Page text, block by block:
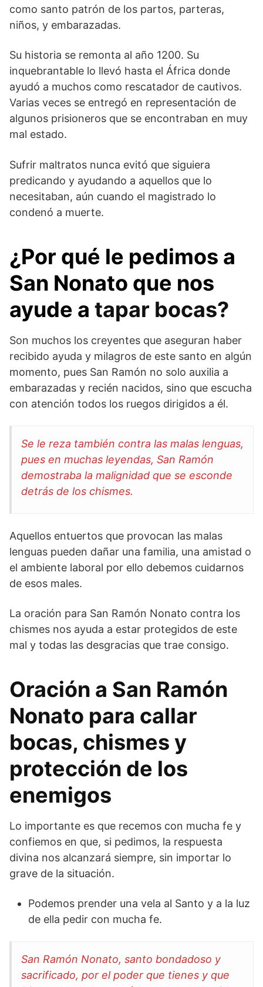
como santo patrón de los partos, parteras,
niños, y embarazadas.
Su historia se remonta al año 1200. Su
inquebrantable lo llevó hasta el África donde
ayudó a muchos como rescatador de cautivos.
Varias veces se entregó en representación de
algunos prisioneros que se encontraban en muy
mal estado.
Sufrir maltratos nunca evitó que siguiera
predicando y ayudando a aquellos que lo
necesitaban, aún cuando el magistrado lo
condenó a muerte.
¿Por qué le pedimos a
San Nonato que nos
ayude a tapar bocas?
Son muchos los creyentes que aseguran haber
recibido ayuda y milagros de este santo en algún
momento, pues San Ramón no solo auxilia a
embarazadas y recién nacidos, sino que escucha
con atención todos los ruegos dirigidos a él.
Se le reza también contra las malas lenguas,
pues en muchas leyendas, San Ramón
demostraba la malignidad que se esconde
detrás de los chismes.
Aquellos entuertos que provocan las malas
lenguas pueden dañar una familia, una amistad o
el ambiente laboral por ello debemos cuidarnos
de esos males.
La oración para San Ramón Nonato contra los
chismes nos ayuda a estar protegidos de este
mal y todas las desgracias que trae consigo.
Oración a San Ramón
Nonato para callar
bocas, chismes y
protección de los
enemigos
Lo importante es que recemos con mucha fe y
confiemos en que, si pedimos, la respuesta
divina nos alcanzará siempre, sin importar lo
grave de la situación.
Podemos prender una vela al Santo y a la luz
de ella pedir con mucha fe.
San Ramón Nonato, santo bondadoso y
sacrificado, por el poder que tienes y que